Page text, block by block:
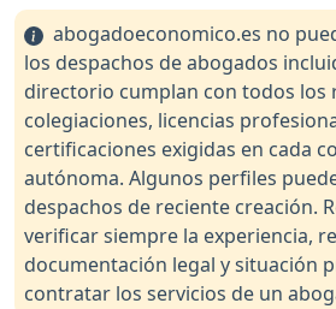
abogadoeconomico.es no
los despachos de abogados
directorio cumplan con todos los
colegiaciones, licencias
certificaciones exigidas en cada
autónoma. Algunos perfiles
despachos de reciente creación.
verificar siempre la experiencia,
documentación legal y situación
contratar los servicios de un